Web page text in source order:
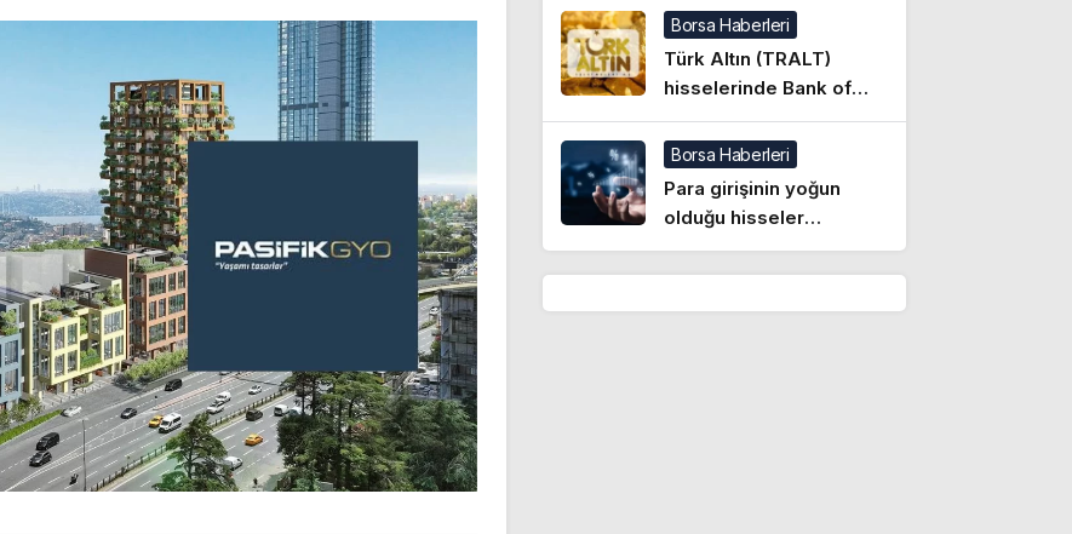
Borsa Haberleri
Türk Altın (TRALT)
hisselerinde Bank of
America (BofA)
üzerinden yüklü alım
Borsa Haberleri
Para girişinin yoğun
olduğu hisseler
(05.08.2026)